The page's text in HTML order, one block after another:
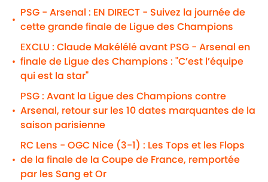
•
PSG - Arsenal : EN DIRECT - Suivez la journée de
cette grande finale de Ligue des Champions
•
EXCLU : Claude Makélélé avant PSG - Arsenal en
finale de Ligue des Champions : "C’est l’équipe
qui est la star"
•
PSG : Avant la Ligue des Champions contre
Arsenal, retour sur les 10 dates marquantes de la
saison parisienne
•
RC Lens - OGC Nice (3-1) : Les Tops et les Flops
de la finale de la Coupe de France, remportée
par les Sang et Or